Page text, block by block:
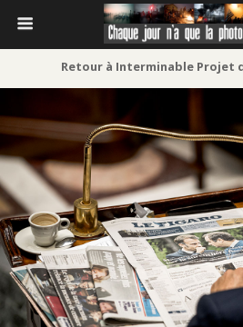
Retour à Interminable Projet